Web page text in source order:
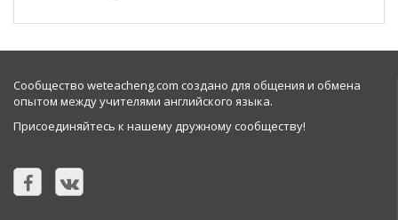
Сообщество weteacheng.com создано для общения и обмена
опытом между учителями английского языка.
Присоединяйтесь к нашему дружному сообществу!